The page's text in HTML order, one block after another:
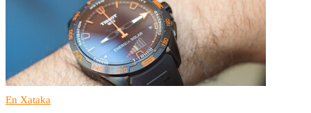
En Xataka